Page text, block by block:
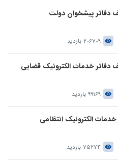
دفاتر پیشخوان دولت
206709 بازدید
دفاتر خدمات الکترونیک قضایی
99169 بازدید
خدمات الکترونیک انتظامی
75274 بازدید